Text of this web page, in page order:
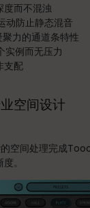
度而不混浊
动防止静态混音
聚力的通道条特性
实例而无压力
支配
空间设计
空间处理完成
。